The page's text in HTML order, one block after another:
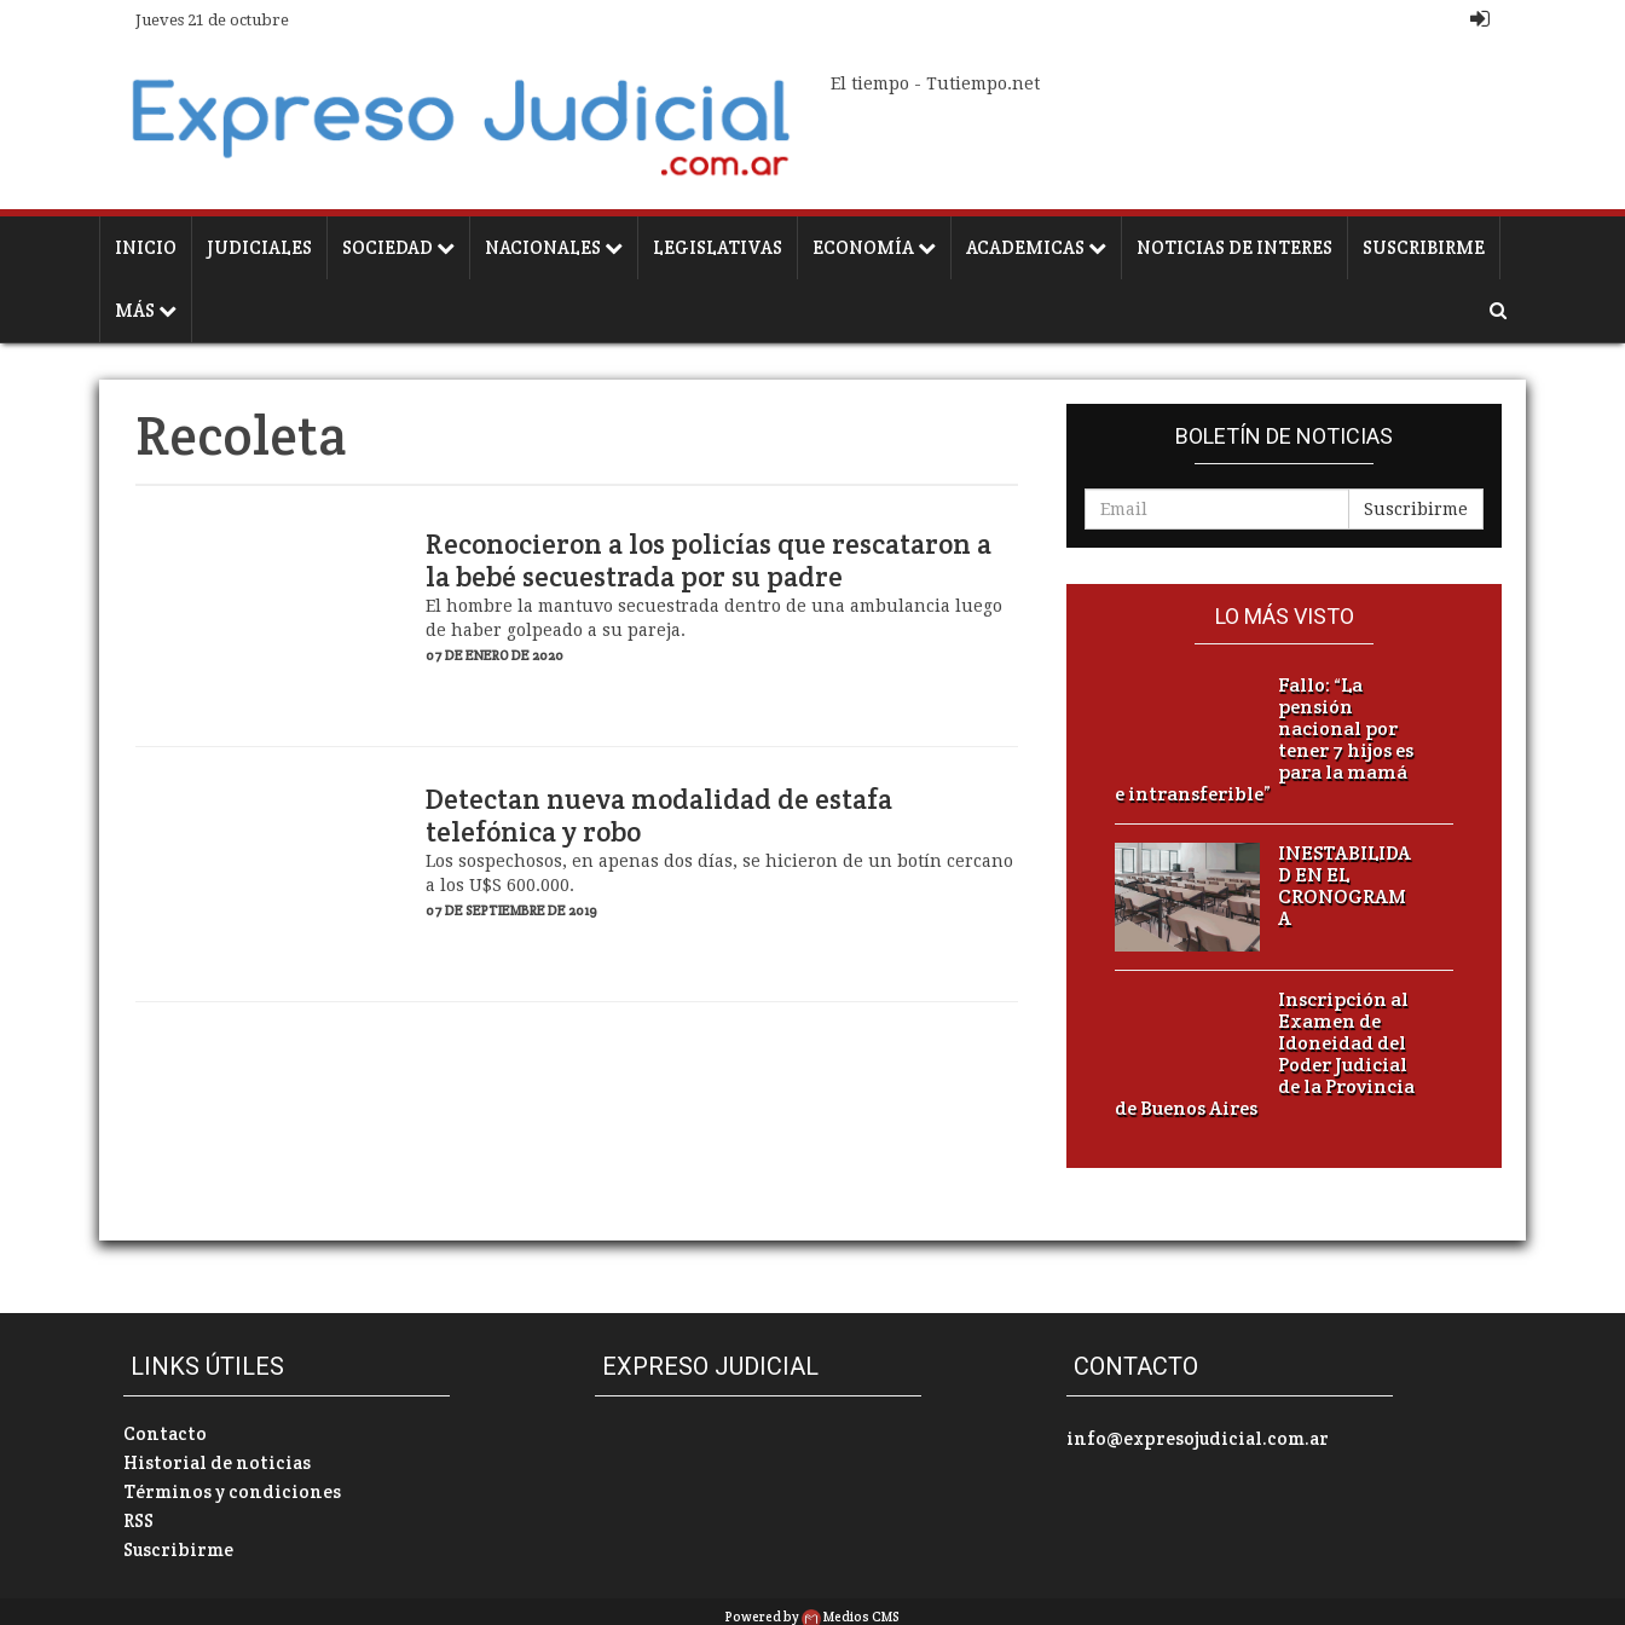
Jueves 21 de octubre
El tiempo - Tutiempo.net
INICIO JUDICIALES SOCIEDAD NACIONALES LEGISLATIVAS ECONOMÍA ACADEMICAS NOTICIAS DE INTERES SUSCRIBIRME
MÁS
Recoleta
Reconocieron a los policías que rescataron a
la bebé secuestrada por su padre
El hombre la mantuvo secuestrada dentro de una ambulancia luego
de haber golpeado a su pareja.
07 DE ENERO DE 2020
Detectan nueva modalidad de estafa
telefónica y robo
Los sospechosos, en apenas dos días, se hicieron de un botín cercano
a los U$S 600.000.
07 DE SEPTIEMBRE DE 2019
BOLETÍN DE NOTICIAS
Suscribirme
LO MÁS VISTO
Fallo: “La
pensión
nacional por
tener 7 hijos es
para la mamá
e intransferible”
INESTABILIDA
D EN EL
CRONOGRAM
A
Inscripción al
Examen de
Idoneidad del
Poder Judicial
de la Provincia
de Buenos Aires
LINKS ÚTILES
Contacto
Historial de noticias
Términos y condiciones
RSS
Suscribirme
EXPRESO JUDICIAL CONTACTO
info@expresojudicial.com.ar
Powered by Medios CMS